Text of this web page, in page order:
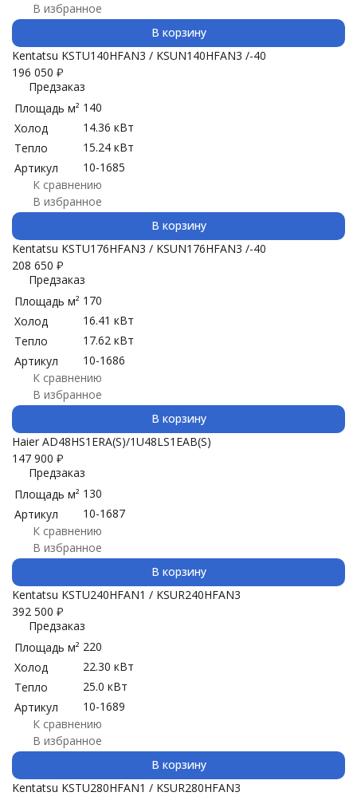
В избранное
В корзину
Kentatsu KSTU140HFAN3 / KSUN140HFAN3 /-40
196 050 ₽
Предзаказ
Площадь м² 140
Холод
14.36 кВт
Тепло
15.24 кВт
Артикул
10-1685
К сравнению
В избранное
В корзину
Kentatsu KSTU176HFAN3 / KSUN176HFAN3 /-40
208 650 ₽
Предзаказ
Площадь м² 170
Холод
16.41 кВт
Тепло
17.62 кВт
Артикул
10-1686
К сравнению
В избранное
В корзину
Haier AD48HS1ERA(S)/1U48LS1EAB(S)
147 900 ₽
Предзаказ
Площадь м² 130
Артикул
10-1687
К сравнению
В избранное
В корзину
Kentatsu KSTU240HFAN1 / KSUR240HFAN3
392 500 ₽
Предзаказ
Площадь м² 220
Холод
22.30 кВт
Тепло
25.0 кВт
Артикул
10-1689
К сравнению
В избранное
В корзину
Kentatsu KSTU280HFAN1 / KSUR280HFAN3